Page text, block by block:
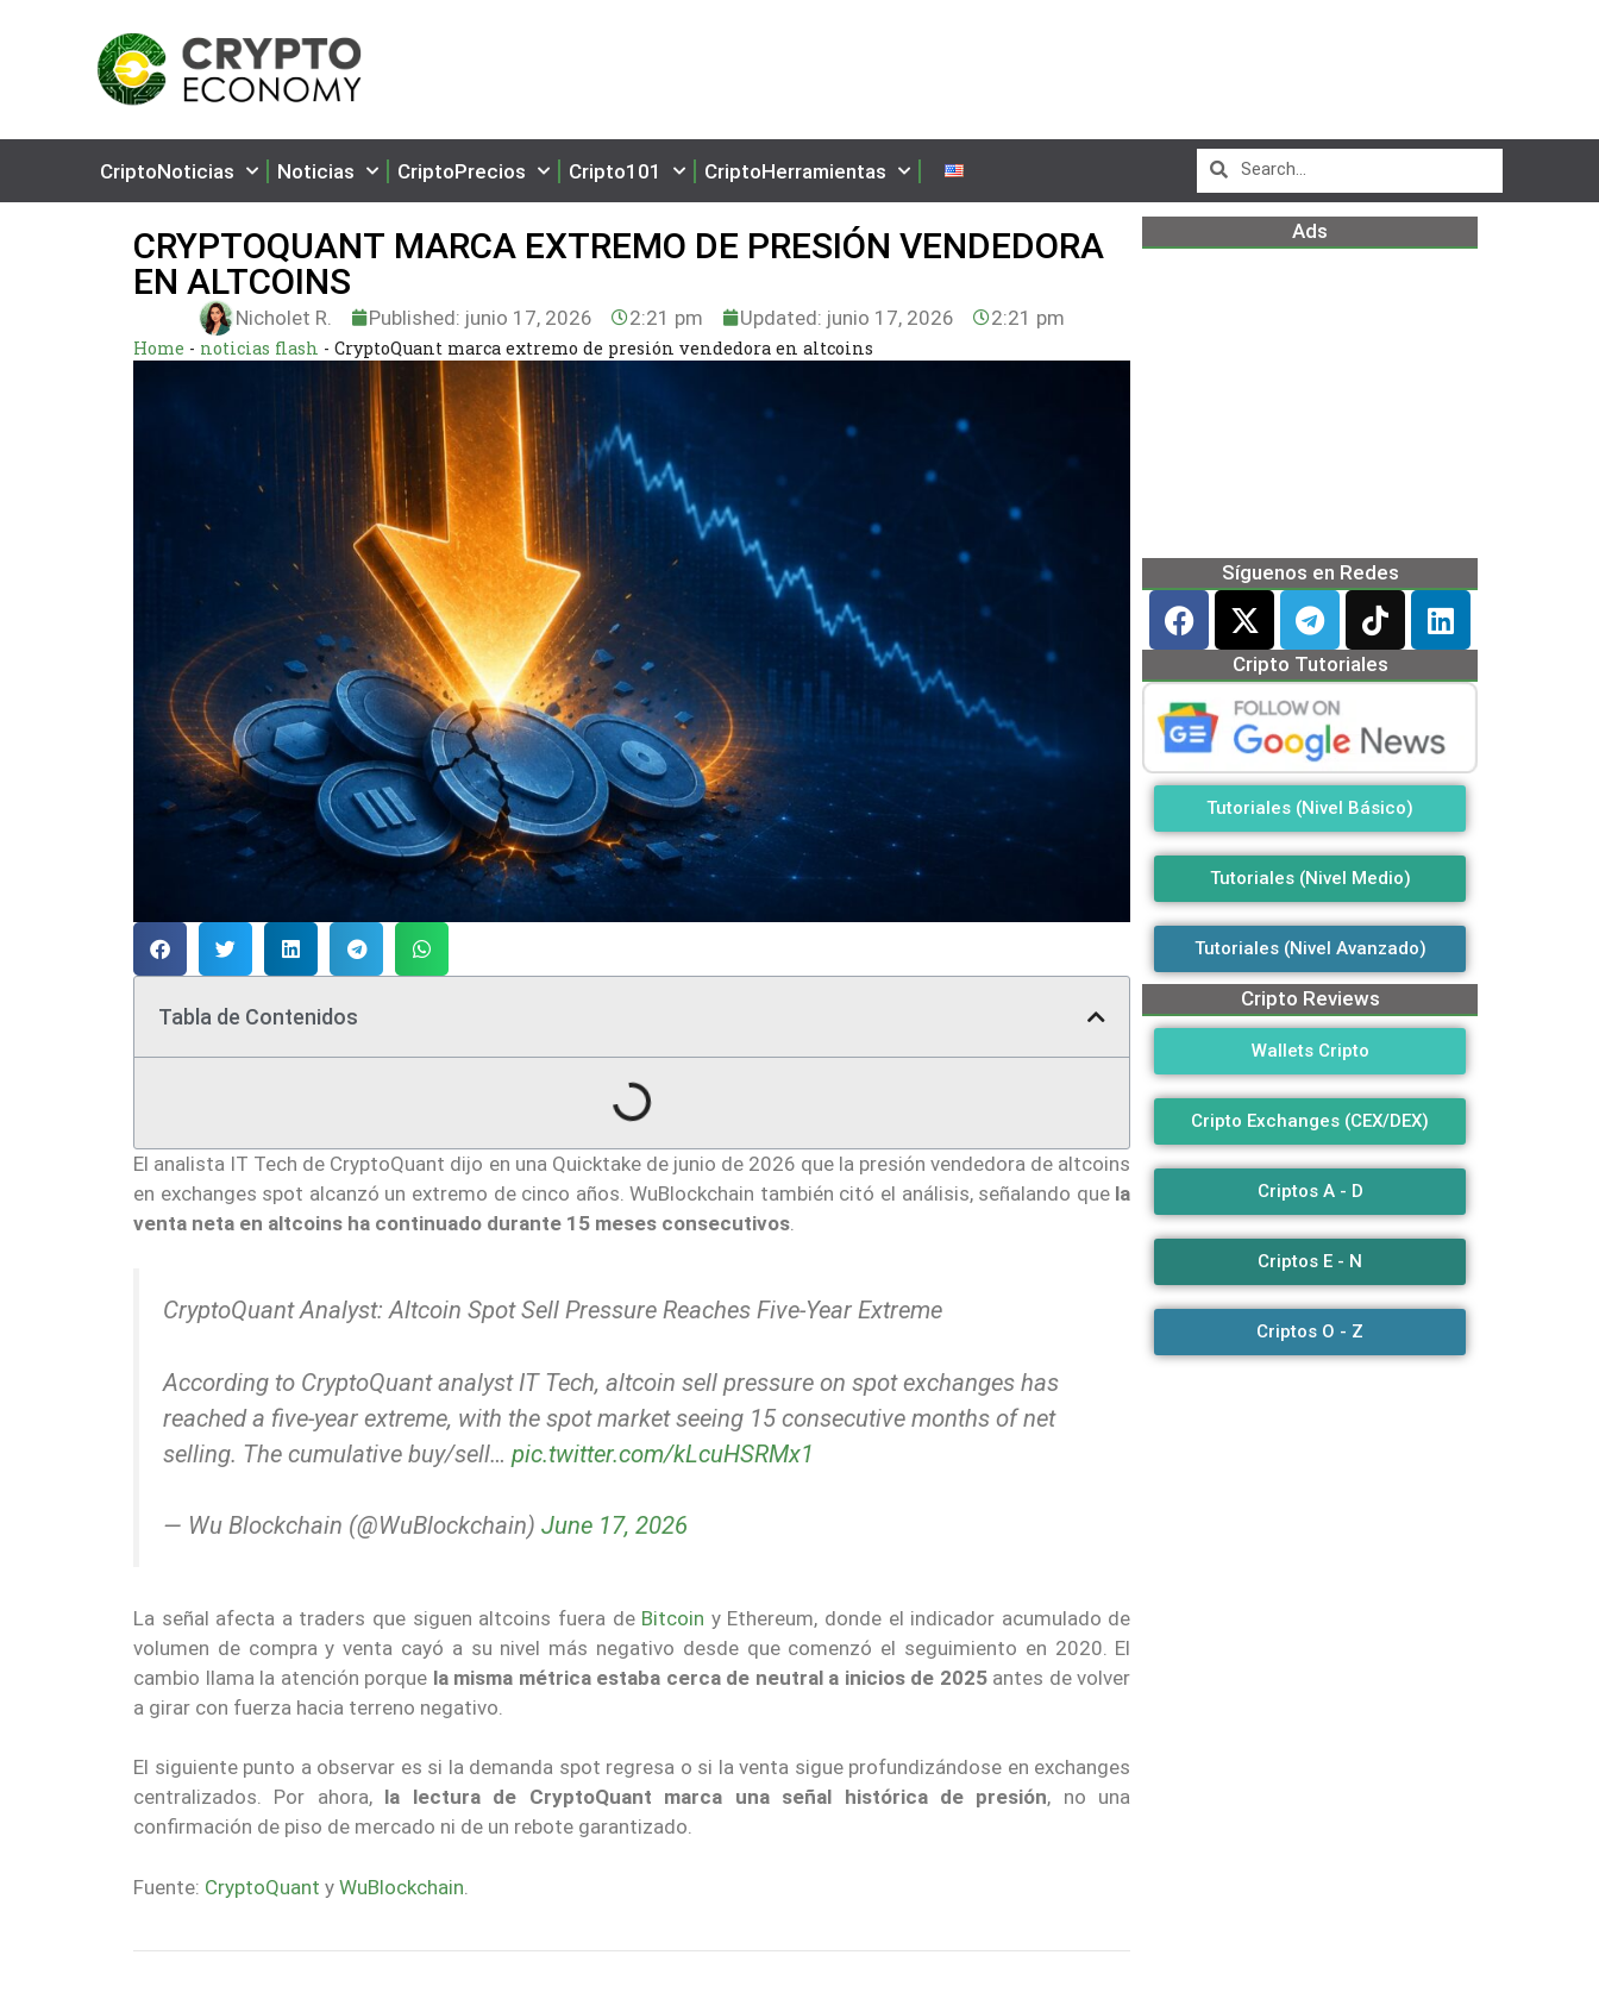
CriptoNoticias Noticias CriptoPrecios Cripto101 CriptoHerramientas
CRYPTOQUANT MARCA EXTREMO DE PRESIÓN VENDEDORA
EN ALTCOINS
Nicholet R. Published: junio 17, 2026 2:21 pm Updated: junio 17, 2026 2:21 pm
Home - noticias flash - CryptoQuant marca extremo de presión vendedora en altcoins
Tabla de Contenidos
El analista IT Tech de CryptoQuant dijo en una Quicktake de junio de 2026 que la presión vendedora de altcoins
en exchanges spot alcanzó un extremo de cinco años. WuBlockchain también citó el análisis, señalando que la
venta neta en altcoins ha continuado durante 15 meses consecutivos
CryptoQuant Analyst: Altcoin Spot Sell Pressure Reaches Five-Year Extreme
According to CryptoQuant analyst IT Tech, altcoin sell pressure on spot exchanges has
reached a five-year extreme, with the spot market seeing 15 consecutive months of net
selling. The cumulative buy/sell… pic.twitter.com/kLcuHSRMx1
— Wu Blockchain (@WuBlockchain) June 17, 2026
La señal afecta a traders que siguen altcoins fuera de Bitcoin y Ethereum, donde el indicador acumulado de
volumen de compra y venta cayó a su nivel más negativo desde que comenzó el seguimiento en 2020. El
cambio llama la atención porque la misma métrica estaba cerca de neutral a inicios de 2025antes de volver
a girar con fuerza hacia terreno negativo.
El siguiente punto a observar es si la demanda spot regresa o si la venta sigue profundizándose en exchanges
centralizados. Por ahora, la lectura de CryptoQuant marca una señal histórica de presión, no una
confirmación de piso de mercado ni de un rebote garantizado.
Fuente: CryptoQuant y WuBlockchain
Ads
Síguenos en Redes
Cripto Tutoriales
Tutoriales (Nivel Básico)
Tutoriales (Nivel Medio)
Tutoriales (Nivel Avanzado)
Cripto Reviews
Wallets Cripto
Cripto Exchanges (CEX/DEX)
Criptos A - D
Criptos E - N
Criptos O - Z